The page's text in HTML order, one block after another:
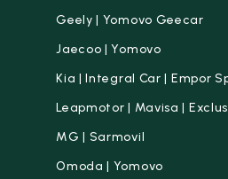
Geely | Yomovo Geecar
Jaecoo | Yomovo
Kia | Integral Car | Empor
Leapmotor | Mavisa |
MG | Sarmovil
Omoda | Yomovo